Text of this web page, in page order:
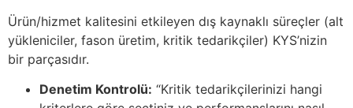
Ürün/hizmet kalitesini etkileyen dış kaynaklı süreçler (alt
yükleniciler, fason üretim, kritik tedarikçiler) KYS’nizin
bir parçasıdır.
Denetim Kontrolü: “Kritik tedarikçilerinizi hangi